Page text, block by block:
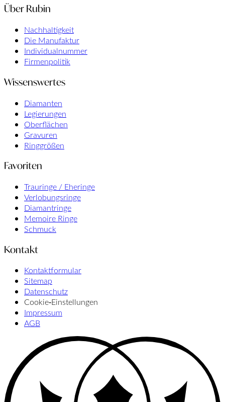
Über Rubin
Nachhaltigkeit
Die Manufaktur
Individualnummer
Firmenpolitik
Wissenswertes
Diamanten
Legierungen
Oberflächen
Gravuren
Ringgrößen
Favoriten
Trauringe / Eheringe
Verlobungsringe
Diamantringe
Memoire Ringe
Schmuck
Kontakt
Kontaktformular
Sitemap
Datenschutz
Cookie‑Einstellungen
Impressum
AGB